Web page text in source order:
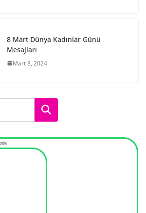
8 Mart Dünya Kadınlar Günü
Mesajları
Mart 8, 2024
Ara